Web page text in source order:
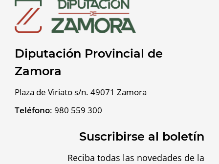
Diputación Provincial de
Zamora
Plaza de Viriato s/n. 49071 Zamora
Teléfono: 980 559 300
Suscribirse al boletín
Reciba todas las novedades de la